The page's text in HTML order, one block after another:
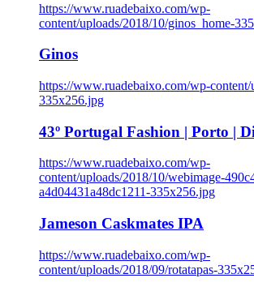
https://www.ruadebaixo.com/wp-
content/uploads/2018/10/ginos_home-
Ginos
https://www.ruadebaixo.com/wp-
335x256.jpg
43º Portugal Fashion | Porto |
https://www.ruadebaixo.com/wp-
content/uploads/2018/10/webimage-
a4d04431a48dc1211-335x256.jpg
Jameson Caskmates IPA
https://www.ruadebaixo.com/wp-
content/uploads/2018/09/rotatapas-